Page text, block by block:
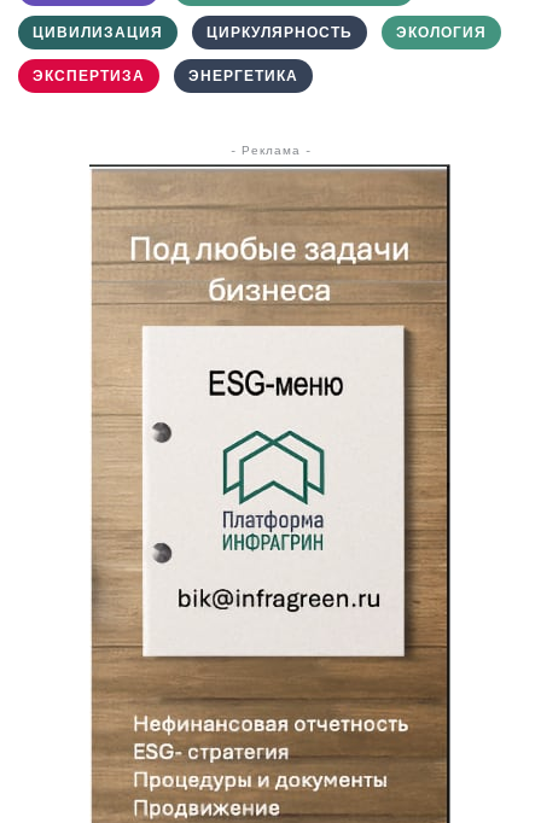
ЦИВИЛИЗАЦИЯ ЦИРКУЛЯРНОСТЬ ЭКОЛОГИЯ
ЭКСПЕРТИЗА ЭНЕРГЕТИКА
- Реклама -